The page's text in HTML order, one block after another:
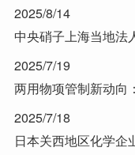
2025/8/14
中央硝子上海当地
2025/7/19
两用物项管制新动向
2025/7/18
日本关西地区化学企